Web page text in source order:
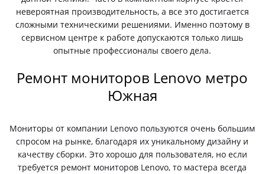
невероятная производительность, а все это достигается
сложными техническими решениями. Именно поэтому в
сервисном центре к работе допускаются только лишь
опытные профессионалы своего дела.
Ремонт мониторов Lenovo метро
Южная
Мониторы от компании Lenovo пользуются очень большим
спросом на рынке, благодаря их уникальному дизайну и
качеству сборки. Это хорошо для пользователя, но если
требуется ремонт мониторов Lenovo, то мастера всегда